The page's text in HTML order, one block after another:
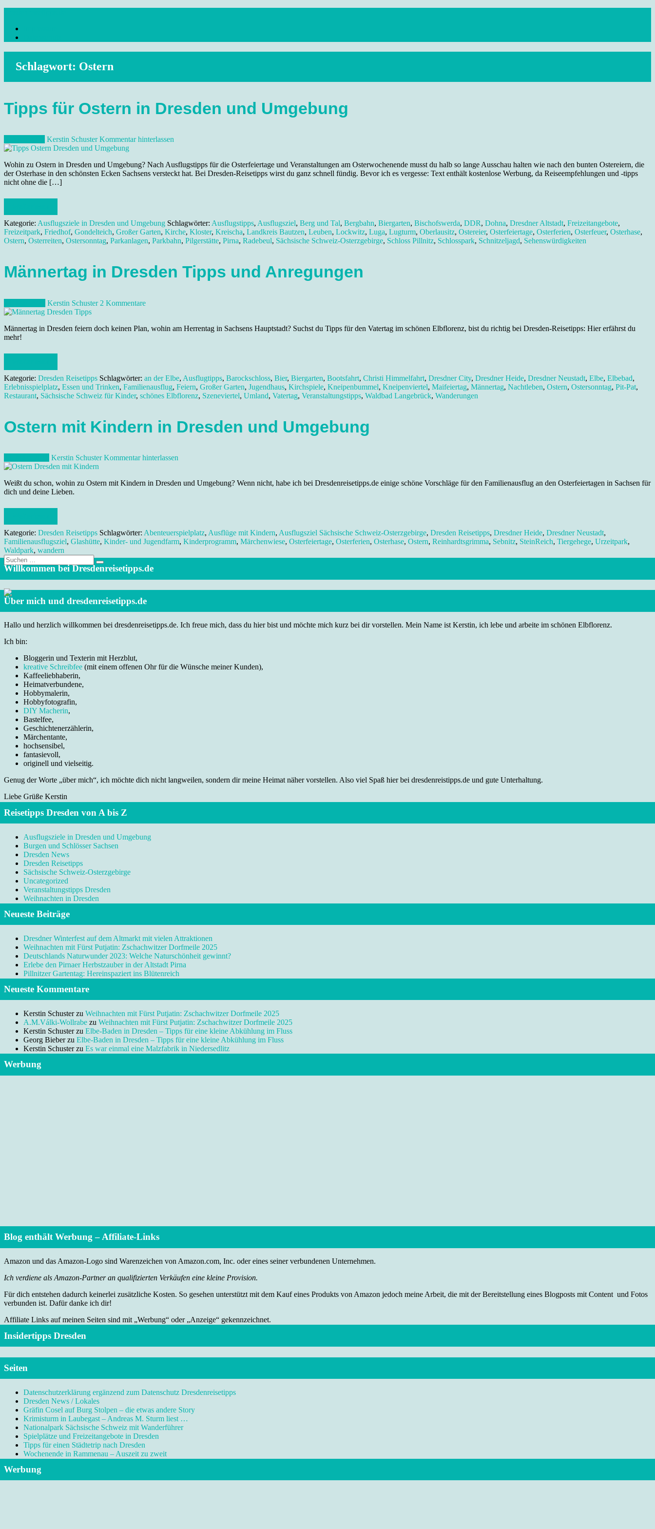
content
Reisetipps Dresden, Sehenswürdigkeiten, Ausflugsziele Sachsen, Veranstaltungen, Wandern, Kunst und Kultur im schönen Elbflorenz..
Schlagwort: Ostern
Tipps für Ostern in Dresden und Umgebung
Kerstin Schuster Kommentar hinterlassen
Wohin zu Ostern in Dresden und Umgebung? Nach Ausflugstipps für die Osterfeiertage und Veranstaltungen am Osterwochenende musst du halb so lange Ausschau halten wie nach den bunten Ostereiern, die
der Osterhase in den schönsten Ecken Sachsens versteckt hat. Bei Dresden-Reisetipps wirst du ganz schnell fündig. Bevor ich es vergesse: Text enthält kostenlose Werbung, da Reiseempfehlungen und -tipps
nicht ohne die […]
Kategorie: Ausflugsziele in Dresden und Umgebung Schlagwörter: Ausflugstipps, Ausflugsziel, Berg und Tal, Bergbahn, Biergarten, Bischofswerda, DDR, Dohna, Dresdner Altstadt, Freizeitangebote,
Freizeitpark, Friedhof, Gondelteich, Großer Garten, Kirche, Kloster, Kreischa, Landkreis Bautzen, Leuben, Lockwitz, Luga, Lugturm, Oberlausitz, Ostereier, Osterfeiertage, Osterferien, Osterfeuer, Osterhase,
Ostern, Osterreiten, Ostersonntag, Parkanlagen, Parkbahn, Pilgerstätte, Pirna, Radebeul, Sächsische Schweiz-Osterzgebirge, Schloss Pillnitz, Schlosspark, Schnitzeljagd, Sehenswürdigkeiten
Männertag in Dresden Tipps und Anregungen
Kerstin Schuster 2 Kommentare
Männertag in Dresden feiern doch keinen Plan, wohin am Herrentag in Sachsens Hauptstadt? Suchst du Tipps für den Vatertag im schönen Elbflorenz, bist du richtig bei Dresden-Reisetipps: Hier erfährst du
mehr!
Kategorie: Dresden Reisetipps Schlagwörter: an der Elbe, Ausflugtipps, Barockschloss, Bier, Biergarten, Bootsfahrt, Christi Himmelfahrt, Dresdner City, Dresdner Heide, Dresdner Neustadt, Elbe, Elbebad,
Erlebnisspielplatz, Essen und Trinken, Familienausflug, Feiern, Großer Garten, Jugendhaus, Kirchspiele, Kneipenbummel, Kneipenviertel, Maifeiertag, Männertag, Nachtleben, Ostern, Ostersonntag, Pit-Pat,
Restaurant, Sächsische Schweiz für Kinder, schönes Elbflorenz, Szeneviertel, Umland, Vatertag, Veranstaltungstipps, Waldbad Langebrück, Wanderungen
Ostern mit Kindern in Dresden und Umgebung
Kerstin Schuster Kommentar hinterlassen
Weißt du schon, wohin zu Ostern mit Kindern in Dresden und Umgebung? Wenn nicht, habe ich bei Dresdenreisetipps.de einige schöne Vorschläge für den Familienausflug an den Osterfeiertagen in Sachsen für
dich und deine Lieben.
Kategorie: Dresden Reisetipps Schlagwörter: Abenteuerspielplatz, Ausflüge mit Kindern, Ausflugsziel Sächsische Schweiz-Osterzgebirge, Dresden Reisetipps, Dresdner Heide, Dresdner Neustadt,
Familienausflugsziel, Glashütte, Kinder- und Jugendfarm, Kinderprogramm, Märchenwiese, Osterfeiertage, Osterferien, Osterhase, Ostern, Reinhardtsgrimma, Sebnitz, SteinReich, Tiergehege, Urzeitpark,
Waldpark, wandern
Suche
nach:
Willkommen bei Dresdenreisetipps.de
Über mich und dresdenreisetipps.de
Hallo und herzlich willkommen bei dresdenreisetipps.de. Ich freue mich, dass du hier bist und möchte mich kurz bei dir vorstellen. Mein Name ist Kerstin, ich lebe und arbeite im schönen Elbflorenz.
Ich bin:
Bloggerin und Texterin mit Herzblut,
kreative Schreibfee (mit einem offenen Ohr für die Wünsche meiner Kunden),
Kaffeeliebhaberin,
Heimatverbundene,
Hobbymalerin,
Hobbyfotografin,
DIY Macherin,
Bastelfee,
Geschichtenerzählerin,
Märchentante,
hochsensibel,
fantasievoll,
originell und vielseitig.
Genug der Worte „über mich“, ich möchte dich nicht langweilen, sondern dir meine Heimat näher vorstellen. Also viel Spaß hier bei dresdenreistipps.de und gute Unterhaltung.
Liebe Grüße Kerstin
Reisetipps Dresden von A bis Z
Ausflugsziele in Dresden und Umgebung
Burgen und Schlösser Sachsen
Dresden News
Dresden Reisetipps
Sächsische Schweiz-Osterzgebirge
Uncategorized
Veranstaltungstipps Dresden
Weihnachten in Dresden
Neueste Beiträge
Dresdner Winterfest auf dem Altmarkt mit vielen Attraktionen
Weihnachten mit Fürst Putjatin: Zschachwitzer Dorfmeile 2025
Deutschlands Naturwunder 2023: Welche Naturschönheit gewinnt?
Erlebe den Pirnaer Herbstzauber in der Altstadt Pirna
Pillnitzer Gartentag: Hereinspaziert ins Blütenreich
Neueste Kommentare
Kerstin Schusterzu Weihnachten mit Fürst Putjatin: Zschachwitzer Dorfmeile 2025
A.M.Válki-Wollrabe zu Weihnachten mit Fürst Putjatin: Zschachwitzer Dorfmeile 2025
Kerstin Schusterzu Elbe-Baden in Dresden – Tipps für eine kleine Abkühlung im Fluss
Georg Bieberzu Elbe-Baden in Dresden – Tipps für eine kleine Abkühlung im Fluss
Kerstin Schusterzu Es war einmal eine Malzfabrik in Niedersedlitz
Werbung
Blog enthält Werbung – Affiliate-Links
Amazon und das Amazon-Logo sind Warenzeichen von Amazon.com, Inc. oder eines seiner verbundenen Unternehmen.
Ich verdiene als Amazon-Partner an qualifizierten Verkäufen eine kleine Provision.
Für dich entstehen dadurch keinerlei zusätzliche Kosten. So gesehen unterstützt mit dem Kauf eines Produkts von Amazon jedoch meine Arbeit, die mit der Bereitstellung eines Blogposts mit Content und Fotos
verbunden ist. Dafür danke ich dir!
Affiliate Links auf meinen Seiten sind mit „Werbung“ oder „Anzeige“ gekennzeichnet.
Insidertipps Dresden
Seiten
Datenschutzerklärung ergänzend zum Datenschutz Dresdenreisetipps
Dresden News / Lokales
Gräfin Cosel auf Burg Stolpen – die etwas andere Story
Krimisturm in Laubegast – Andreas M. Sturm liest …
Nationalpark Sächsische Schweiz mit Wanderführer
Spielplätze und Freizeitangebote in Dresden
Tipps für einen Städtetrip nach Dresden
Wochenende in Rammenau – Auszeit zu zweit
Werbung